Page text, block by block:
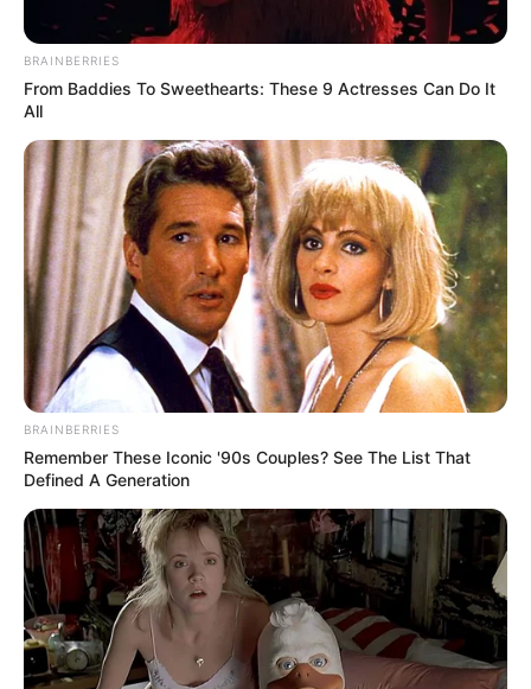
BRAINBERRIES
From Baddies To Sweethearts: These 9 Actresses Can Do It
All
BRAINBERRIES
Remember These Iconic '90s Couples? See The List That
Defined A Generation